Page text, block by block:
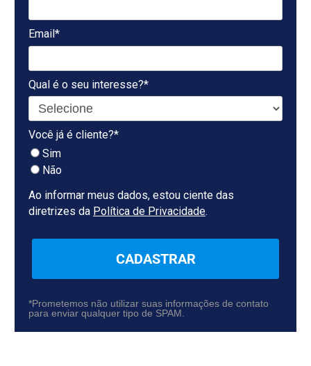
Email*
Qual é o seu interesse?*
Você já é cliente?*
Sim
Não
Ao informar meus dados, estou ciente das
diretrizes da Política de Privacidade.
CADASTRAR
*Prometemos não utilizar suas informações de contato
para enviar qualquer tipo de SPAM.